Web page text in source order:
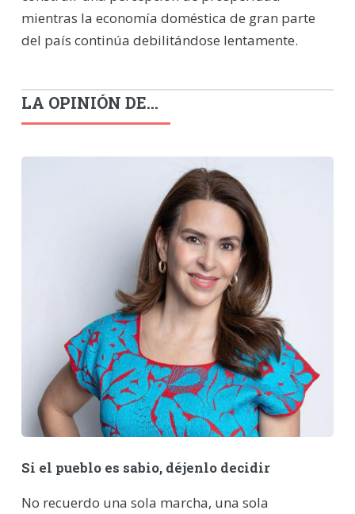
mientras la economía doméstica de gran parte
del país continúa debilitándose lentamente.
LA OPINIÓN DE...
Si el pueblo es sabio, déjenlo decidir
No recuerdo una sola marcha, una sola